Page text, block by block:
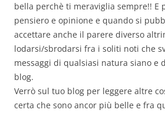
bella perchè ti meraviglia sempre!! E
pensiero e opinione e quando si
accettare anche il parere diverso
lodarsi/sbrodarsi fra i soliti noti che
messaggi di qualsiasi natura siano e
blog.
Verrò sul tuo blog per leggere altre
certa che sono ancor più belle e fra